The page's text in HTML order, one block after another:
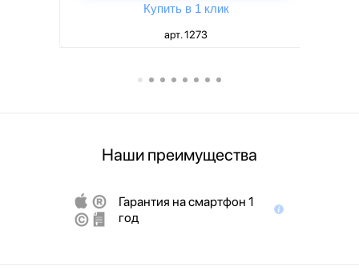
Купить в 1 клик
арт. 1273
Наши преимущества
Гарантия на смартфон 1
год